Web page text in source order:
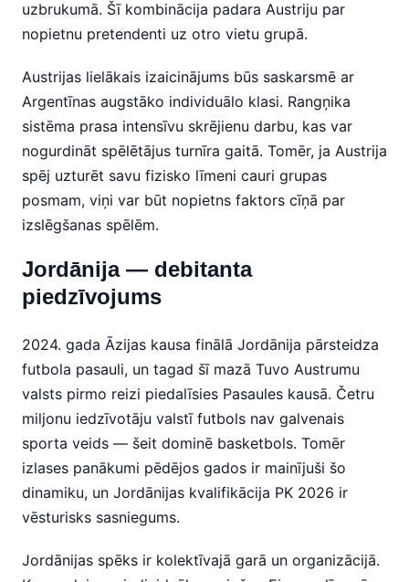
uzbrukumā. Šī kombinācija padara Austriju par
nopietnu pretendenti uz otro vietu grupā.
Austrijas lielākais izaicinājums būs saskarsmē ar
Argentīnas augstāko individuālo klasi. Rangņika
sistēma prasa intensīvu skrējienu darbu, kas var
nogurdināt spēlētājus turnīra gaitā. Tomēr, ja Austrija
spēj uzturēt savu fizisko līmeni cauri grupas
posmam, viņi var būt nopietns faktors cīņā par
izslēgšanas spēlēm.
Jordānija — debitanta
piedzīvojums
2024. gada Āzijas kausa finālā Jordānija pārsteidza
futbola pasauli, un tagad šī mazā Tuvo Austrumu
valsts pirmo reizi piedalīsies Pasaules kausā. Četru
miljonu iedzīvotāju valstī futbols nav galvenais
sporta veids — šeit dominē basketbols. Tomēr
izlases panākumi pēdējos gados ir mainījuši šo
dinamiku, un Jordānijas kvalifikācija PK 2026 ir
vēsturisks sasniegums.
Jordānijas spēks ir kolektīvajā garā un organizācijā.